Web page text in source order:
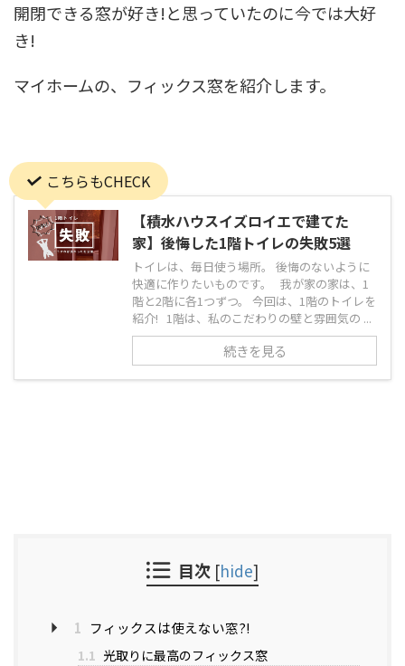
開閉できる窓が好き!と思っていたのに今では大好
き!
マイホームの、フィックス窓を紹介します。
こちらもCHECK
【積水ハウスイズロイエで建てた
家】後悔した1階トイレの失敗5選
トイレは、毎日使う場所。 後悔のないように
快適に作りたいものです。 我が家の家は、1
階と2階に各1つずつ。 今回は、1階のトイレを
紹介! 1階は、私のこだわりの壁と雰囲気の ...
続きを見る
目次 [hide]
1 フィックスは使えない窓?!
1.1 光取りに最高のフィックス窓